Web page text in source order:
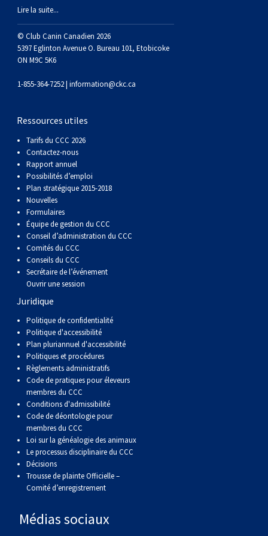
Berger anglais
Berger polonais de plaine
Schapendoes néerlandais
Berger Shetland
Chien d’eau espagnol
Vallhund suédois
Corgi gallois (Cardigan)
Corgi gallois (Pembroke)
Pumi
Lapphund suédois
Chien Ibizan
Lévrier irlandais
Lundehund norvégien
Otterhound
Petit basset griffon vendéen
Pharaoh Hound
Rhodesian ridgeback
Lévrier persan
Shikoku
Whippet
Chien nu du Pérou (Perro Sin Pelo Del Peru)
Terrier tibétain
Xoloitzcuintli (moyen)
Setter irlandais
Épagneul cocker américain
Épagneul breton
Épagneul Clumber
Épagneul cocker anglais
Épagneul springer anglais
Épagneul des champs
Épagneul français
Épagneul d’eau irlandais
Épagneul Sussex
Épagneul springer gallois
Spinone italiano
Vizsla à poil lisse
Vizsla à poil dur
Terrier de Norwich
Terrier du révérend Russell
Schnauzer (nain)
Terrier écossais
Terrier Sealyham
Terrier Skye
Terrier wheaten à poil doux
Bull terrier du Staffordshire
Terrier gallois
Terrier blanc du West Highland
Caniche (nain)
Carlin
Fox terrier miniature
Terrier de Manchester nain
Xoloitzcuintli (nain)
Terrier du Yorkshire
Grand bouvier suisse
Chien du Groenland
Komondor
Kuvasz
Leonberger
Mastiff
Mâtin napolitain
Terre-Neuve
Chien d’eau portugais
Rottweiler
Samoyède
Schnauzer (géant)
Schnauzer (standard)
Husky sibérien
Top Dogs
Lire la suite...
© Club Canin Canadien 2026
5397 Eglinton Avenue O. Bureau 101, Etobicoke
ON M9C 5K6
1-855-364-7252 | information@ckc.ca
Ressources utiles
Tarifs du CCC 2026
Contactez-nous
Rapport annuel
Possibilités d’emploi
Plan stratégique 2015-2018
Nouvelles
Formulaires
Équipe de gestion du CCC
Conseil d’administration du CCC
Comités du CCC
Conseils du CCC
Secrétaire de l’événement
Ouvrir une session
Juridique
Politique de confidentialité
Politique d'accessibilité
Plan pluriannuel d'accessibilité
Politiques et procédures
Règlements administratifs
Code de pratiques pour éleveurs
membres du CCC
Conditions d'admissibilité
Code de déontologie pour
membres du CCC
Loi sur la généalogie des animaux
Le processus disciplinaire du CCC
Décisions
Trousse de plainte Officielle –
Comité d’enregistrement
Médias sociaux